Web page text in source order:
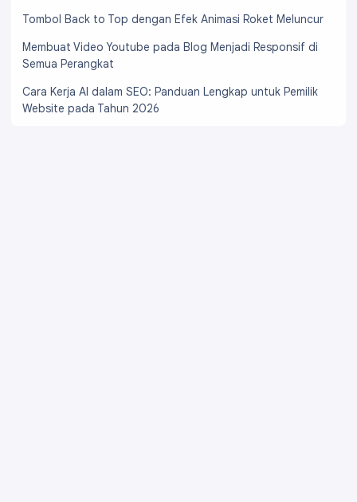
Tombol Back to Top dengan Efek Animasi Roket Meluncur
Membuat Video Youtube pada Blog Menjadi Responsif di
Semua Perangkat
Cara Kerja AI dalam SEO: Panduan Lengkap untuk Pemilik
Website pada Tahun 2026